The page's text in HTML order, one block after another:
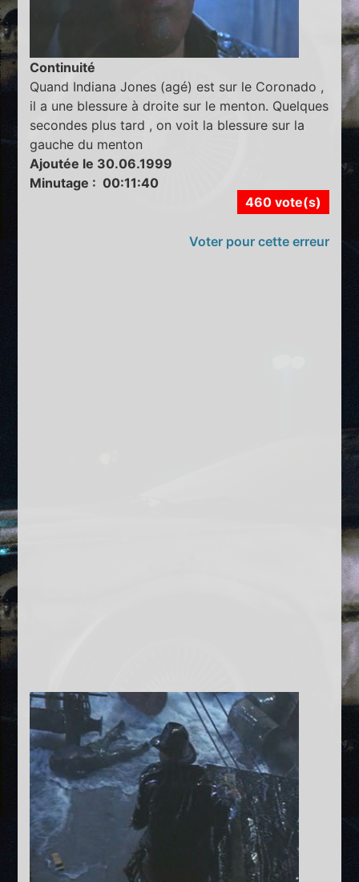
Continuité
Quand Indiana Jones (agé) est sur le Coronado ,
il a une blessure à droite sur le menton. Quelques
secondes plus tard , on voit la blessure sur la
gauche du menton
Ajoutée le 30.06.1999
Minutage : 00:11:40
460 vote(s)
Voter pour cette erreur